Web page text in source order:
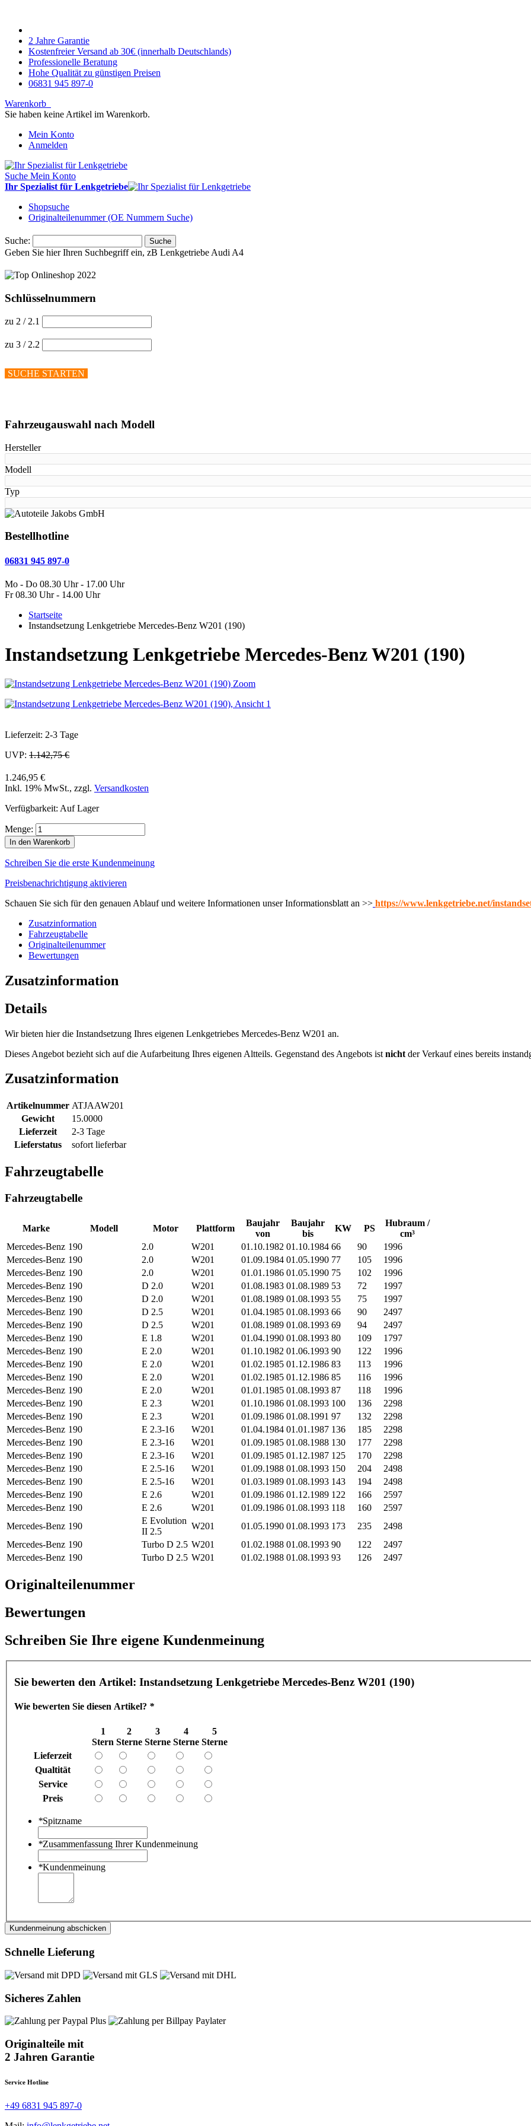
2 Jahre Garantie
Kostenfreier Versand ab 30€ (innerhalb Deutschlands)
Professionelle Beratung
Hohe Qualität zu günstigen Preisen
06831 945 897-0
Warenkorb
Sie haben keine Artikel im Warenkorb.
Mein Konto
Anmelden
Suche Mein Konto
Ihr Spezialist für Lenkgetriebe
Shopsuche
Originalteilenummer (OE Nummern Suche)
Suche: Suche
Geben Sie hier Ihren Suchbegriff ein, zB Lenkgetriebe Audi A4
Schlüsselnummern
zu 2 / 2.1
zu 3 / 2.2
SUCHE STARTEN
Fahrzeugauswahl nach Modell
Hersteller
Modell
Typ
Bestellhotline
06831 945 897-0
Mo - Do 08.30 Uhr - 17.00 Uhr
Fr 08.30 Uhr - 14.00 Uhr
Startseite
Instandsetzung Lenkgetriebe Mercedes-Benz W201 (190)
Instandsetzung Lenkgetriebe Mercedes-Benz W201 (190)
Zoom
Lieferzeit: 2-3 Tage
UVP: 1.142,75 €
1.246,95 €
Inkl. 19% MwSt., zzgl. Versandkosten
Verfügbarkeit: Auf Lager
Menge:
In den Warenkorb
Schreiben Sie die erste Kundenmeinung
Preisbenachrichtigung aktivieren
Schauen Sie sich für den genauen Ablauf und weitere Informationen unser Informationsblatt an >> https://www.lenkgetriebe.net/
Zusatzinformation
Fahrzeugtabelle
Originalteilenummer
Bewertungen
Zusatzinformation
Details
Wir bieten hier die Instandsetzung Ihres eigenen Lenkgetriebes Mercedes-Benz W201 an.
Dieses Angebot bezieht sich auf die Aufarbeitung Ihres eigenen Altteils. Gegenstand des Angebots ist nicht der Verkauf eines bereits
Zusatzinformation
Artikelnummer ATJAAW201
Gewicht
15.0000
Lieferzeit
2-3 Tage
Lieferstatus
sofort lieferbar
Fahrzeugtabelle
Fahrzeugtabelle
Marke Modell Motor Plattform
Baujahr
von
Baujahr
bis
KW PS
Hubraum /
cm³
Mercedes-Benz 190 2.0 W201 01.10.1982 01.10.1984 66 90
1996
Mercedes-Benz 190 2.0 W201 01.09.1984 01.05.1990 77 105
1996
Mercedes-Benz 190 2.0 W201 01.01.1986 01.05.1990 75 102
1996
Mercedes-Benz 190 D 2.0 W201 01.08.1983 01.08.1989 53 72
1997
Mercedes-Benz 190 D 2.0 W201 01.08.1989 01.08.1993 55 75
1997
Mercedes-Benz 190 D 2.5 W201 01.04.1985 01.08.1993 66 90
2497
Mercedes-Benz 190 D 2.5 W201 01.08.1989 01.08.1993 69 94
2497
Mercedes-Benz 190 E 1.8 W201 01.04.1990 01.08.1993 80 109
1797
Mercedes-Benz 190 E 2.0 W201 01.10.1982 01.06.1993 90 122
1996
Mercedes-Benz 190 E 2.0 W201 01.02.1985 01.12.1986 83 113
1996
Mercedes-Benz 190 E 2.0 W201 01.02.1985 01.12.1986 85 116
1996
Mercedes-Benz 190 E 2.0 W201 01.01.1985 01.08.1993 87 118
1996
Mercedes-Benz 190 E 2.3 W201 01.10.1986 01.08.1993 100 136
2298
Mercedes-Benz 190 E 2.3 W201 01.09.1986 01.08.1991 97 132
2298
Mercedes-Benz 190 E 2.3-16 W201 01.04.1984 01.01.1987 136 185
2298
Mercedes-Benz 190 E 2.3-16 W201 01.09.1985 01.08.1988 130 177
2298
Mercedes-Benz 190 E 2.3-16 W201 01.09.1985 01.12.1987 125 170
2298
Mercedes-Benz 190 E 2.5-16 W201 01.09.1988 01.08.1993 150 204
2498
Mercedes-Benz 190 E 2.5-16 W201 01.03.1989 01.08.1993 143 194
2498
Mercedes-Benz 190 E 2.6 W201 01.09.1986 01.12.1989 122 166
2597
Mercedes-Benz 190 E 2.6 W201 01.09.1986 01.08.1993 118 160
2597
Mercedes-Benz 190
E Evolution
II 2.5
W201 01.05.1990 01.08.1993 173 235
2498
Mercedes-Benz 190 Turbo D 2.5 W201 01.02.1988 01.08.1993 90 122
2497
Mercedes-Benz 190 Turbo D 2.5 W201 01.02.1988 01.08.1993 93 126 2497
Originalteilenummer
Bewertungen
Schreiben Sie Ihre eigene Kundenmeinung
Sie bewerten den Artikel: Instandsetzung Lenkgetriebe Mercedes-Benz W201 (190)
Wie bewerten Sie diesen Artikel? *
1
Stern
2
Sterne
3
Sterne
4
Sterne
5
Sterne
Lieferzeit
Qualtität
Service
Preis
*Spitzname
*Zusammenfassung Ihrer Kundenmeinung
*Kundenmeinung
Kundenmeinung abschicken
Schnelle Lieferung
Sicheres Zahlen
Originalteile mit
2 Jahren Garantie
Service Hotline
+49 6831 945 897-0